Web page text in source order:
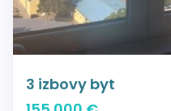
3 izbovy byt